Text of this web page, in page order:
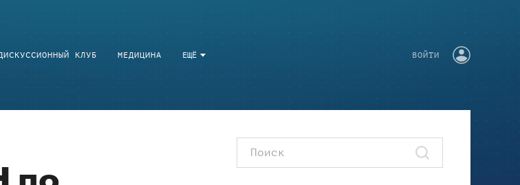
ЕЩЁ
КЛУБ МЕДИЦИНА ВОЙТИ